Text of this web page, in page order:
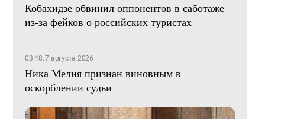
Кобахидзе обвинил оппонентов в саботаже
из-за фейков о российских туристах
03:48, 7 августа 2026
Ника Мелия признан виновным в
оскорблении судьи